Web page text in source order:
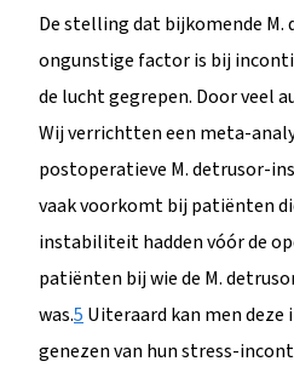
De stelling dat bijkomende
ongunstige factor is bij
de lucht gegrepen. Door veel
Wij verrichtten een meta-
postoperatieve M. detrusor-
vaak voorkomt bij patiënten
instabiliteit hadden vóór de
patiënten bij wie de M.
was.5 Uiteraard kan men
genezen van hun stress-